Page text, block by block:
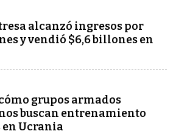
alcanzó ingresos por
y vendió $6,6 billones en
grupos armados
buscan entrenamiento
en Ucrania